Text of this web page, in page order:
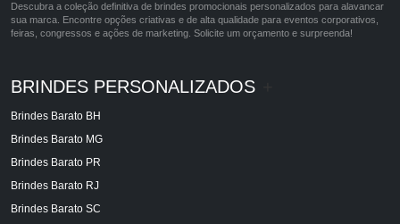
Descubra a coleção definitiva de brindes promocionais personalizados para alavancar
sua marca. Encontre opções criativas e de alta qualidade para eventos corporativos,
feiras, congressos e ações de marketing. Solicite um orçamento e surpreenda!
BRINDES PERSONALIZADOS
Brindes Barato BH
Brindes Barato MG
Brindes Barato PR
Brindes Barato RJ
Brindes Barato SC